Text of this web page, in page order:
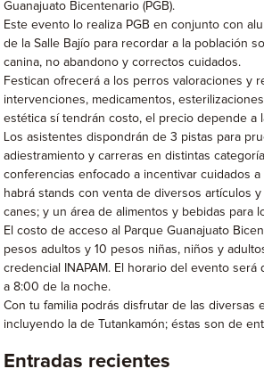
Guanajuato Bicentenario (PGB).
Este evento lo realiza PGB en conjunto con
de la Salle Bajío para recordar a la población
canina, no abandono y correctos cuidados.
Festican ofrecerá a los perros valoraciones y
intervenciones, medicamentos,
estética sí tendrán costo, el precio depende a
Los asistentes dispondrán de 3 pistas para
adiestramiento y carreras en distintas
conferencias enfocado a incentivar cuidados a
habrá stands con venta de diversos artículos
canes; y un área de alimentos y bebidas para
El costo de acceso al Parque Guanajuato
pesos adultos y 10 pesos niñas, niños y
credencial INAPAM. El horario del evento será
a 8:00 de la noche.
Con tu familia podrás disfrutar de las diversas
incluyendo la de Tutankamón; éstas son de
Entradas recientes